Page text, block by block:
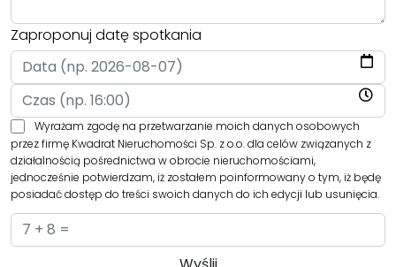
Zaproponuj datę spotkania
Wyrażam zgodę na przetwarzanie moich danych osobowych
przez firmę Kwadrat Nieruchomości Sp. z o.o. dla celów związanych z
działalnością pośrednictwa w obrocie nieruchomościami,
jednocześnie potwierdzam, iż zostałem poinformowany o tym, iż będę
posiadać dostęp do treści swoich danych do ich edycji lub usunięcia.